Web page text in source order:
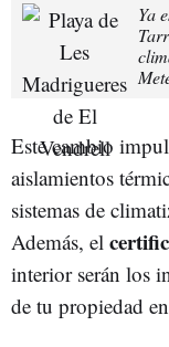
Ya
Este cambio
aislamientos
sistemas de
Además, el
interior serán los
de tu propiedad